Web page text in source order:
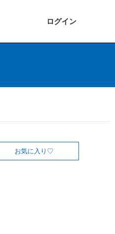
ログイン
お気に入り